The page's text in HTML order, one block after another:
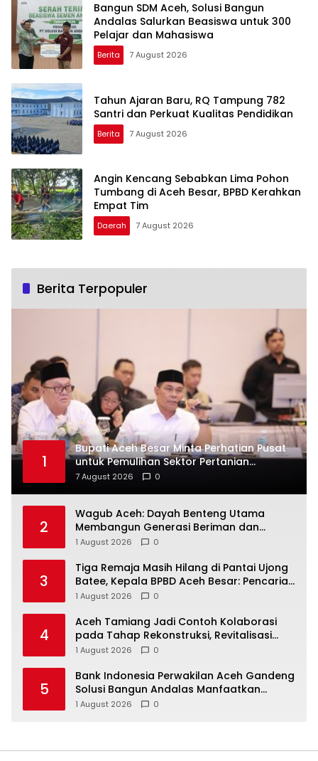
Bangun SDM Aceh, Solusi Bangun
Andalas Salurkan Beasiswa untuk 300
Pelajar dan Mahasiswa
Berita 7 August 2026
Tahun Ajaran Baru, RQ Tampung 782
Santri dan Perkuat Kualitas Pendidikan
Berita 7 August 2026
Angin Kencang Sebabkan Lima Pohon
Tumbang di Aceh Besar, BPBD Kerahkan
Empat Tim
Daerah 7 August 2026
Berita Terpopuler
1
Bupati Aceh Besar Minta Perhatian Pusat
untuk Pemulihan Sektor Pertanian
Pascabencana
7 August 2026 0
2
Wagub Aceh: Dayah Benteng Utama
Membangun Generasi Beriman dan
Berakhlak
1 August 2026 0
3
Tiga Remaja Masih Hilang di Pantai Ujong
Batee, Kepala BPBD Aceh Besar: Pencarian
Terus Dimaksimalkan
1 August 2026 0
4
Aceh Tamiang Jadi Contoh Kolaborasi
pada Tahap Rekonstruksi, Revitalisasi
Sekolah Dipercepat Libatkan Masyarakat
1 August 2026 0
5
Bank Indonesia Perwakilan Aceh Gandeng
Solusi Bangun Andalas Manfaatkan
Limbah Uang Rupiah Jadi Bahan Bakar
1 August 2026 0